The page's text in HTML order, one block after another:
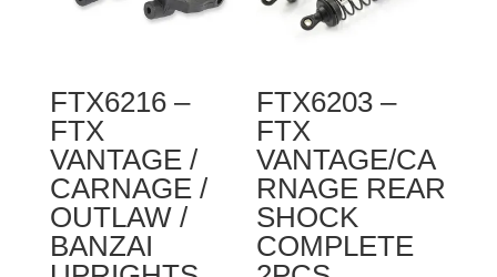
FTX6216 –
FTX
VANTAGE /
CARNAGE /
OUTLAW /
BANZAI
FTX6203 –
FTX
VANTAGE/CA
RNAGE REAR
SHOCK
COMPLETE